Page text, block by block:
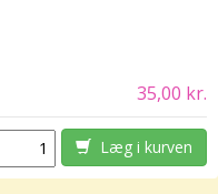
35,00 kr.
Læg i kurven